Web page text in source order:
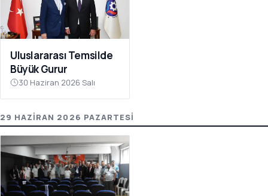
Uluslararası Temsilde
Büyük Gurur
30 Haziran 2026 Salı
29 HAZIRAN 2026 PAZARTESI